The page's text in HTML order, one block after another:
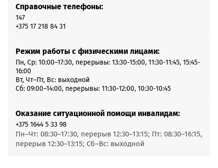
Справочные телефоны:
147
+375 17 218 84 31
Режим работы с физическими лицами:
Пн, Ср: 10:00–17:30, перерывы: 13:30-15:00, 11:30-11:45, 15:45-
16:00
Вт, Чт–Пт, Вс: выходной
Сб: 09:00–14:00, перерывы: 11:30-12:00, 10:30-10:45
Оказание ситуационной помощи инвалидам:
+375 1644 5 33 98
Пн–Чт: 08:30–17:30, перерыв 12:30–13:15; Пт: 08:30–16:15,
перерыв 12:30–13:15; Сб–Вс: выходной